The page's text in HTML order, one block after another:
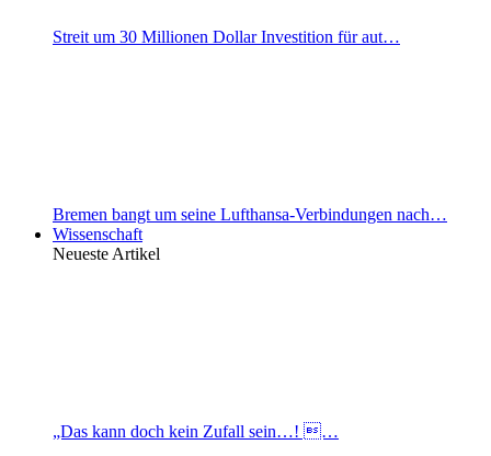
Streit um 30 Millionen Dollar Investition für aut…
Bremen bangt um seine Lufthansa-Verbindungen nach…
Wissenschaft
Neueste Artikel
„Das kann doch kein Zufall sein…! …